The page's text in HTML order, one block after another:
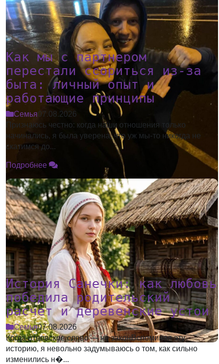
Как мы с партнером
перестали ссориться из-за
быта: личный опыт и
работающие принципы
Семья07.08.2026
Признаюсь честно: когда наши отношения только
начинались, я была уверена, что уж мы-то никогда не
скатимся до...
Подробнее
История Санечки: как любовь
победила родительский
расчет и деревенские устои
Семья07.08.2026
Когда отцовское слово — не законВспоминая эту
историю, я невольно задумываюсь о том, как сильно
изменились н�...